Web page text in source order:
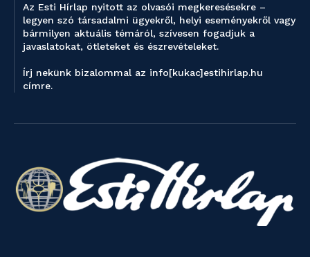
Az Esti Hírlap nyitott az olvasói megkeresésekre –
legyen szó társadalmi ügyekről, helyi eseményekről vagy
bármilyen aktuális témáról, szívesen fogadjuk a
javaslatokat, ötleteket és észrevételeket.
Írj nekünk bizalommal az info[kukac]estihirlap.hu
címre.